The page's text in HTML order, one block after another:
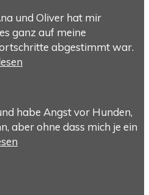
und Oliver hat mir
ganz auf meine
abgestimmt war.
habe Angst vor Hunden,
aber ohne dass mich je ein